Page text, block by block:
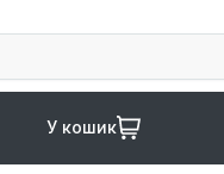
У кошик